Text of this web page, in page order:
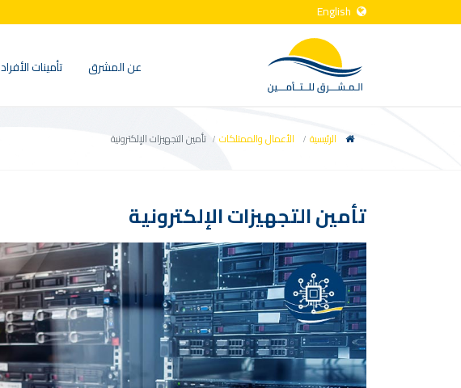
عن المشرق تأمينات الأفراد
الرئيسية الأعمال والممتلكات تأمين التجهيزات الإلكترونية
تأمين التجهيزات الإلكترونية